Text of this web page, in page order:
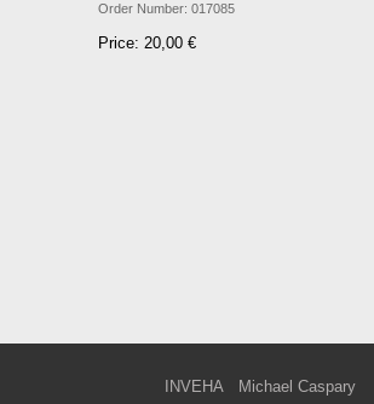
Order Number: 017085
Price: 20,00 €
INVEHA
Michael Caspary